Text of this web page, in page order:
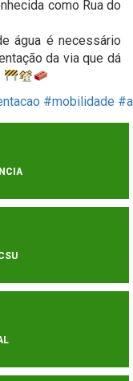
como Rua do
água é necessário
da via que dá
#mobilidade